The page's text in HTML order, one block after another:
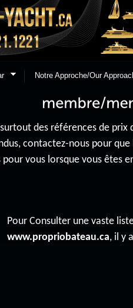
Notre Approche/Our
des références de
contactez-nous pour
vous lorsque vous êtes
Pour Consulter une vaste
www.propriobateau.ca, il y